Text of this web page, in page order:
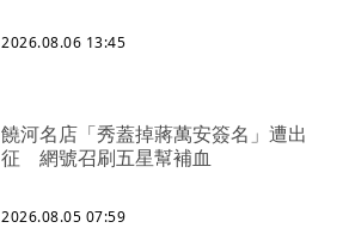
2026.08.06 13:45
饒河名店「秀蓋掉蔣萬安簽名」遭出
征 網號召刷五星幫補血
2026.08.05 07:59